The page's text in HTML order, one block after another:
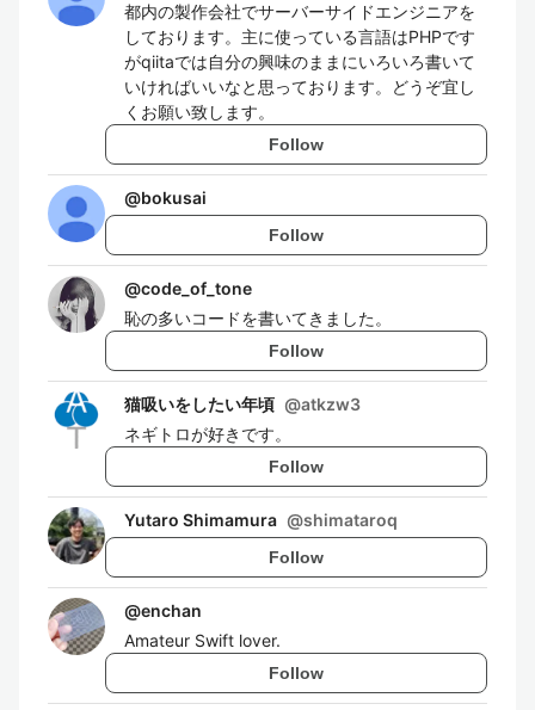
都内の製作会社でサーバーサイドエンジニアを
しております。主に使っている言語はPHPです
がqiitaでは自分の興味のままにいろいろ書いて
いければいいなと思っております。どうぞ宜し
くお願い致します。
Follow
@bokusai
Follow
@code_of_tone
恥の多いコードを書いてきました。
Follow
猫吸いをしたい年頃 @atkzw3
ネギトロが好きです。
Follow
Yutaro Shimamura @shimataroq
Follow
@enchan
Amateur Swift lover.
Follow